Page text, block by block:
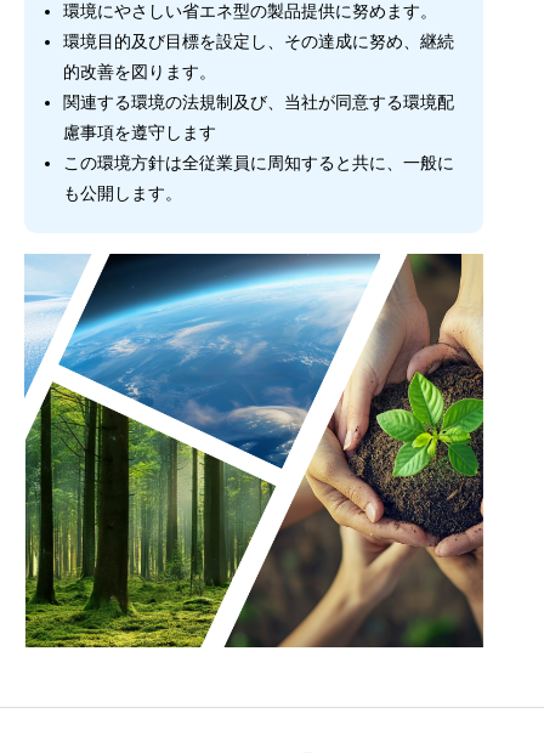
環境にやさしい省エネ型の製品提供に努めます。
環境目的及び目標を設定し、その達成に努め、継続
的改善を図ります。
関連する環境の法規制及び、当社が同意する環境配
慮事項を遵守します
この環境方針は全従業員に周知すると共に、一般に
も公開します。